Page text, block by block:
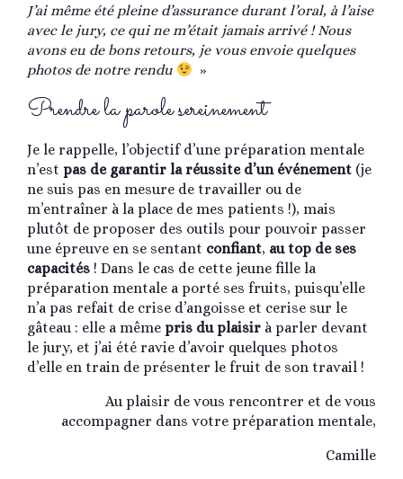
J’ai même été pleine d’assurance durant l’oral, à l’aise
avec le jury, ce qui ne m’était jamais arrivé ! Nous
avons eu de bons retours, je vous envoie quelques
photos de notre rendu
»
Prendre la parole sereinement
Je le rappelle, l’objectif d’une préparation mentale
n’est pas de garantir la réussite d’un événement (je
ne suis pas en mesure de travailler ou de
m’entraîner à la place de mes patients !), mais
plutôt de proposer des outils pour pouvoir passer
une épreuve en se sentant confiant, au top de ses
capacités ! Dans le cas de cette jeune fille la
préparation mentale a porté ses fruits, puisqu’elle
n’a pas refait de crise d’angoisse et cerise sur le
gâteau : elle a même pris du plaisir à parler devant
le jury, et j’ai été ravie d’avoir quelques photos
d’elle en train de présenter le fruit de son travail !
Au plaisir de vous rencontrer et de vous
accompagner dans votre préparation mentale,
Camille